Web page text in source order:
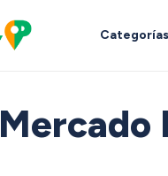
Categorías
Mercado